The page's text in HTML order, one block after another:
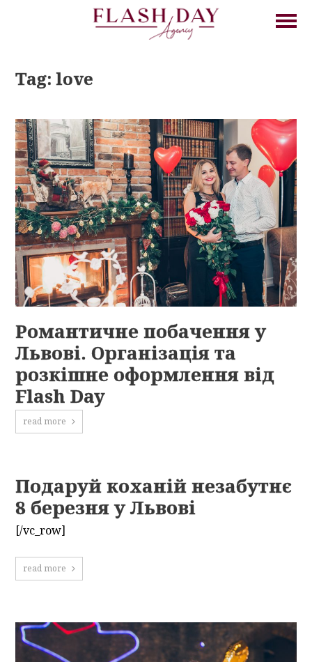
Tag: love
Романтичне побачення у
Львові. Організація та
розкішне оформлення від
Flash Day
read more
Подаруй коханій незабутнє
8 березня у Львові
[/vc_row]
read more